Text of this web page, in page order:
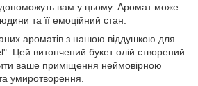
вам у цьому. Аромат може
та її емоційний стан.
ароматів з нашою віддушкою для
Цей витончений букет олій створений
ваше приміщення неймовірною
умиротворення.